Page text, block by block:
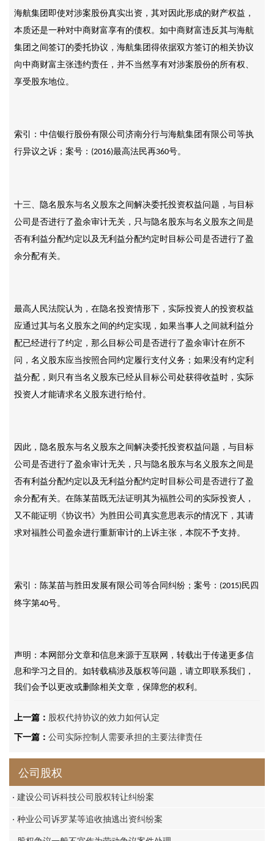
海航集团即使对涉案股份真实出资，其对因此形成的财产权益，
本质还是一种对中商财富享有的债权。如中商财富违反其与海航
集团之间签订的委托协议，海航集团得依据双方签订的相关协议
向中商财富主张违约责任，并不当然享有对涉案股份的所有权、
享受股东地位。
索引：中信银行股份有限公司济南分行与海航集团有限公司等执
行异议之诉；案号： (2016)最高法民再360号。
十三、隐名股东与名义股东之间解决委托投资权益问题，与目标
公司是否进行了盈余审计无关，只与隐名股东与名义股东之间是
否有利益分配约定以及无利益分配约定时目标公司是否进行了盈
余分配有关。
最高人民法院认为，在隐名投资情形下，实际投资人的投资权益
应通过其与名义股东之间的约定实现，如果当事人之间就利益分
配已经进行了约定，那么目标公司是否进行了盈余审计在所不
问，名义股东应当按照合同约定履行支付义务；如果没有约定利
益分配，则只有当名义股东已经从目标公司处获得收益时，实际
投资人才能请求名义股东进行给付。
因此，隐名股东与名义股东之间解决委托投资权益问题，与目标
公司是否进行了盈余审计无关，只与隐名股东与名义股东之间是
否有利益分配约定以及无利益分配约定时目标公司是否进行了盈
余分配有关。在陈某苗既无法证明其为福胜公司的实际投资人，
又不能证明《协议书》为胜田公司真实意思表示的情况下，其请
求对福胜公司盈余进行重新审计的上诉主张，本院不予支持。
索引：陈某苗与胜田发展有限公司等合同纠纷；案号： (2015)民四
终字第40号。
声明：本网部分文章和信息来源于互联网，转载出于传递更多信
息和学习之目的。如转载稿涉及版权等问题，请立即联系我们，
我们会予以更改或删除相关文章，保障您的权利。
上一篇： 股权代持协议的效力如何认定
下一篇：公司实际控制人需要承担的主要法律责任
公司股权
· 建设公司诉科技公司股权转让纠纷案
· 种业公司诉罗某等追收抽逃出资纠纷案